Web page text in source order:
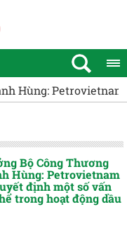
Hùng:
Bộ Công Thương
Hùng: Petrovietnam
định một số vấn
trong hoạt động dầu